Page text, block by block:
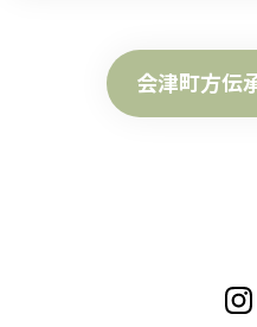
会津町方伝